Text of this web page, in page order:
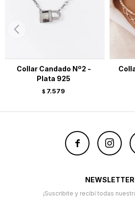
Collar Candado Nº2 -
Plata 925
$ 7.579
 
NEWSLETTER
¡Suscribite y recibí todas